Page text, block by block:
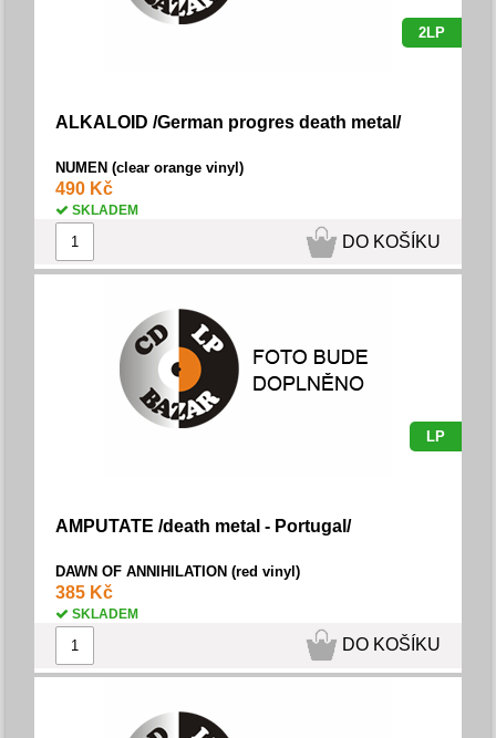
2LP
ALKALOID /German progres death metal/
NUMEN (clear orange vinyl)
490 Kč
SKLADEM
DO KOŠÍKU
LP
AMPUTATE /death metal - Portugal/
DAWN OF ANNIHILATION (red vinyl)
385 Kč
SKLADEM
DO KOŠÍKU